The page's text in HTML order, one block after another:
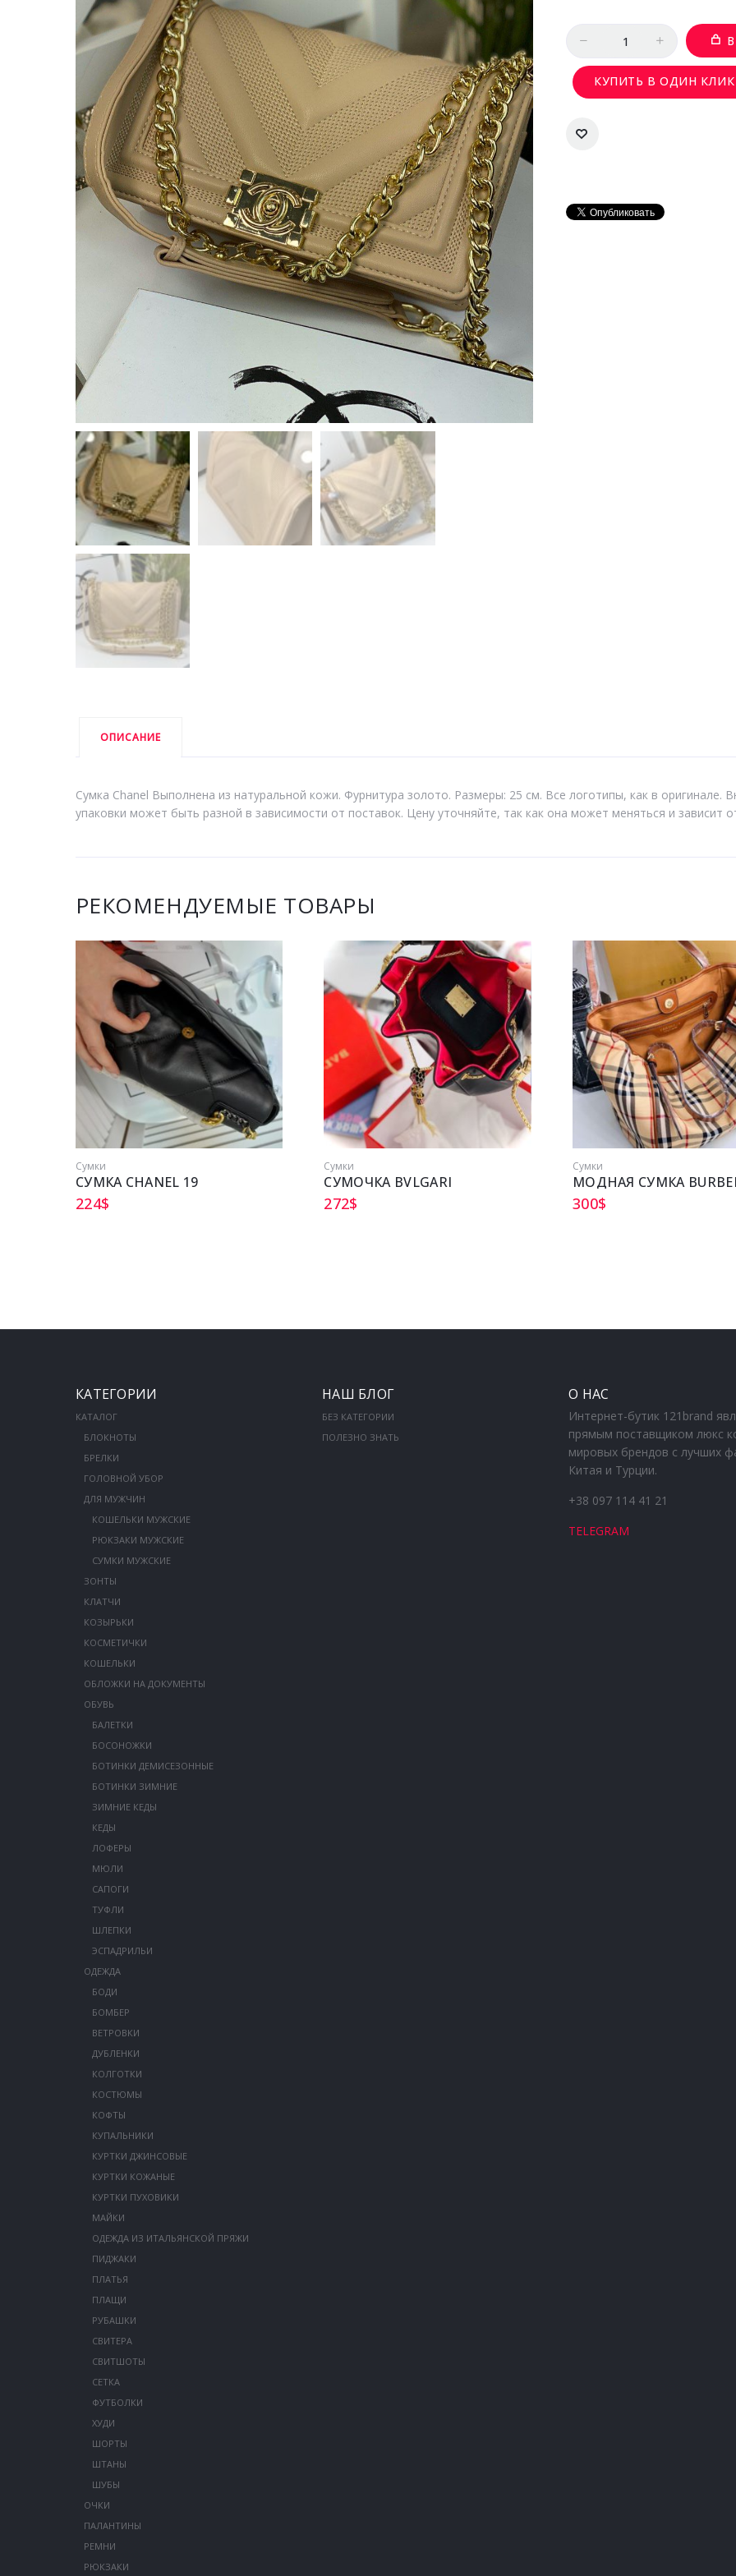
КУПИТЬ В ОДИН КЛИК
ОПИСАНИЕ
Сумка Chanel Выполнена из натуральной кожи. Фурнитура золото. Размеры: 25 см. Все логотипы, как в оригинале.
упаковки может быть разной в зависимости от поставок. Цену уточняйте, так как она может меняться и зависит
РЕКОМЕНДУЕМЫЕ ТОВАРЫ
Сумки
СУМКА CHANEL 19
224$
Сумки
СУМОЧКА BVLGARI
272$
Сумки
МОДНАЯ СУМКА
300$
КАТЕГОРИИ
КАТАЛОГ
БЛОКНОТЫ
БРЕЛКИ
ГОЛОВНОЙ УБОР
ДЛЯ МУЖЧИН
КОШЕЛЬКИ МУЖСКИЕ
РЮКЗАКИ МУЖСКИЕ
СУМКИ МУЖСКИЕ
ЗОНТЫ
КЛАТЧИ
КОЗЫРЬКИ
КОСМЕТИЧКИ
КОШЕЛЬКИ
ОБЛОЖКИ НА ДОКУМЕНТЫ
ОБУВЬ
БАЛЕТКИ
БОСОНОЖКИ
БОТИНКИ ДЕМИСЕЗОННЫЕ
БОТИНКИ ЗИМНИЕ
ЗИМНИЕ КЕДЫ
КЕДЫ
ЛОФЕРЫ
МЮЛИ
САПОГИ
ТУФЛИ
ШЛЕПКИ
ЭСПАДРИЛЬИ
ОДЕЖДА
БОДИ
БОМБЕР
ВЕТРОВКИ
ДУБЛЕНКИ
КОЛГОТКИ
КОСТЮМЫ
КОФТЫ
КУПАЛЬНИКИ
КУРТКИ ДЖИНСОВЫЕ
КУРТКИ КОЖАНЫЕ
КУРТКИ ПУХОВИКИ
МАЙКИ
ОДЕЖДА ИЗ ИТАЛЬЯНСКОЙ ПРЯЖИ
ПИДЖАКИ
ПЛАТЬЯ
ПЛАЩИ
РУБАШКИ
СВИТЕРА
СВИТШОТЫ
СЕТКА
ФУТБОЛКИ
ХУДИ
ШОРТЫ
ШТАНЫ
ШУБЫ
ОЧКИ
ПАЛАНТИНЫ
РЕМНИ
РЮКЗАКИ
НАШ БЛОГ
БЕЗ КАТЕГОРИИ
ПОЛЕЗНО ЗНАТЬ
О НАС
Интернет-бутик 121brand
прямым поставщиком люкс
мировых брендов с лучших
Китая и Турции.
+38 097 114 41 21
TELEGRAM